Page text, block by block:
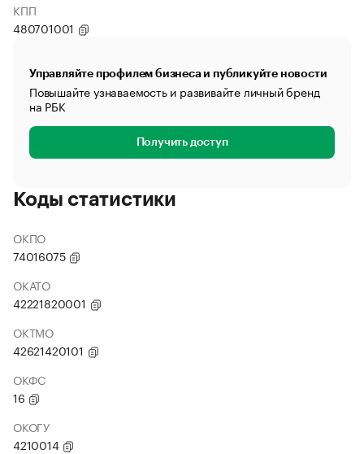
КПП
480701001
Управляйте профилем бизнеса и публикуйте новости
Повышайте узнаваемость и развивайте личный бренд
на РБК
Получить доступ
Коды статистики
ОКПО
74016075
ОКАТО
42221820001
ОКТМО
42621420101
ОКФС
16
ОКОГУ
4210014